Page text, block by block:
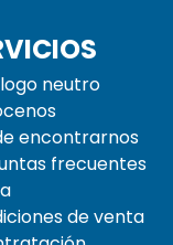
neutro
encontrarnos
frecuentes
de venta